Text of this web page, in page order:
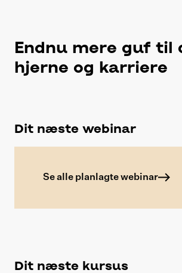
Endnu mere guf til
hjerne og karriere
Dit næste webinar
Se alle planlagte webinar
Dit næste kursus